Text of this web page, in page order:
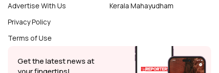
Advertise With Us
Privacy Policy
Terms of Use
Kerala Mahayudham
Get the latest news at